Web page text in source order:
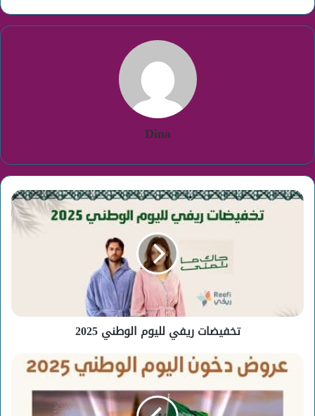
Dina
تخفيضات
تخفيضات ريفي لليوم الوطني 2025
عروض
دخون
الوطني